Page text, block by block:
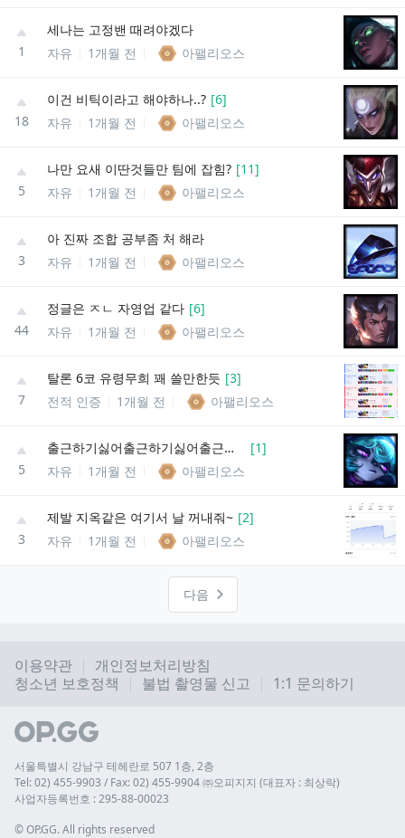
1
세나는 고정밴 때려야겠다
자유
1개월 전 아팰리오스
18
이건 비틱이라고 해야하나..? [6]
자유
1개월 전 아팰리오스
5
나만 요새 이딴것들만 팀에 잡힘? [11]
자유
1개월 전 아팰리오스
3
아 진짜 조합 공부좀 처 해라
자유
1개월 전 아팰리오스
44
정글은 ㅈㄴ 자영업 같다 [6]
자유
1개월 전 아팰리오스
7
탈론 6코 유령무희 꽤 쓸만한듯 [3]
전적 인증
1개월 전 아팰리오스
5
출근하기싫어출근하기싫어출근하기싫어 [1]
자유
1개월 전 아팰리오스
3
제발 지옥같은 여기서 날 꺼내줘~ [2]
자유
1개월 전 아팰리오스
다음
이용약관
개인정보처리방침
청소년 보호정책
불법 촬영물 신고 1:1 문의하기
서울특별시 강남구 테헤란로 507 1층, 2층
Tel: 02) 455-9903 / Fax: 02) 455-9904 ㈜오피지지 (대표자 : 최상락)
사업자등록번호 : 295-88-00023
© OP.GG. All rights reserved